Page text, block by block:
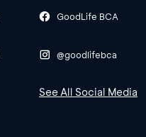
GoodLife BCA
@goodlifebca
See All Social Media